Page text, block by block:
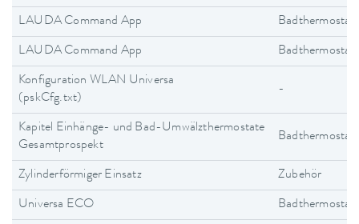
LAUDA Command App
LAUDA Command App
Konfiguration WLAN Universa
(pskCfg.txt)
-
Kapitel Einhänge- und Bad-Umwälzthermostate
Gesamtprospekt
Zylinderförmiger Einsatz Zubehör
Universa ECO